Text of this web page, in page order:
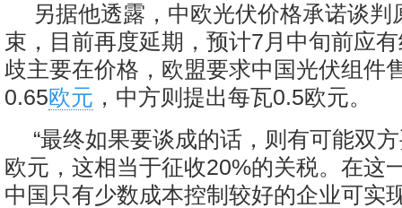
另据他透露，中欧光伏价格承诺谈判
束，目前再度延期，预计7月中旬前应
歧主要在价格，欧盟要求中国光伏组件
0.65欧元 ，中方则提出每瓦0.5欧元。
“最终如果要谈成的话，则有可能双
欧元，这相当于征收20%的关税。在这
中国只有少数成本控制较好的企业可实